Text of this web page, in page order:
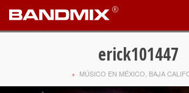
erick101447
+ MÚSICO EN MÉXICO, BAJA